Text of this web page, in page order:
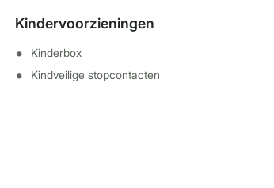
Kindervoorzieningen
Kinderbox
Kindveilige stopcontacten